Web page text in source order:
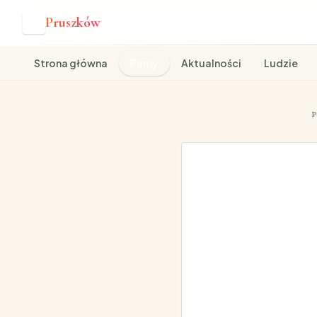
Pruszków
Strona główna Aktualności Ludzie